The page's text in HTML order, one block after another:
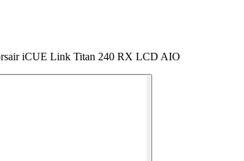
iCUE Link Titan 240 RX LCD AIO